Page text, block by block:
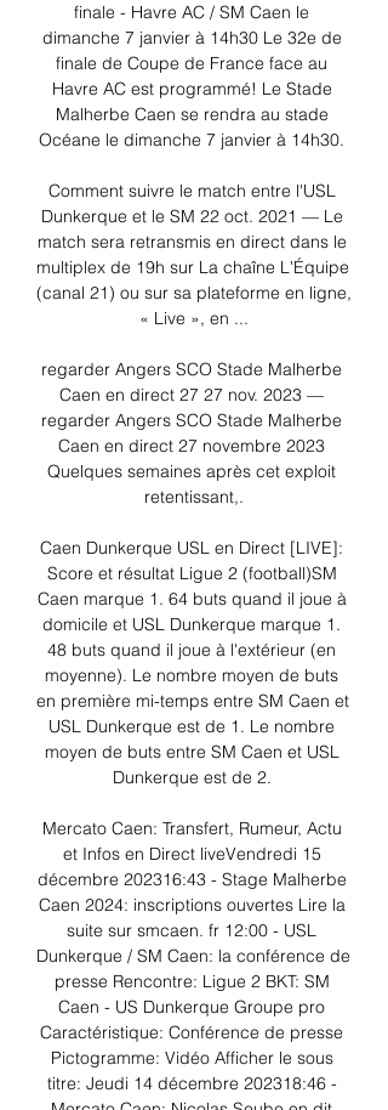
finale - Havre AC / SM Caen le
dimanche 7 janvier à 14h30 Le 32e de
finale de Coupe de France face au
Havre AC est programmé! Le Stade
Malherbe Caen se rendra au stade
Océane le dimanche 7 janvier à 14h30.
Comment suivre le match entre l'USL
Dunkerque et le SM 22 oct. 2021 — Le
match sera retransmis en direct dans le
multiplex de 19h sur La chaîne L'Équipe
(canal 21) ou sur sa plateforme en ligne,
« Live », en ...
regarder Angers SCO Stade Malherbe
Caen en direct 27 27 nov. 2023 —
regarder Angers SCO Stade Malherbe
Caen en direct 27 novembre 2023
Quelques semaines après cet exploit
retentissant,.
Caen Dunkerque USL en Direct [LIVE]:
Score et résultat Ligue 2 (football)SM
Caen marque 1. 64 buts quand il joue à
domicile et USL Dunkerque marque 1.
48 buts quand il joue à l'extérieur (en
moyenne). Le nombre moyen de buts
en première mi-temps entre SM Caen et
USL Dunkerque est de 1. Le nombre
moyen de buts entre SM Caen et USL
Dunkerque est de 2.
Mercato Caen: Transfert, Rumeur, Actu
et Infos en Direct liveVendredi 15
décembre 202316:43 - Stage Malherbe
Caen 2024: inscriptions ouvertes Lire la
suite sur smcaen. fr 12:00 - USL
Dunkerque / SM Caen: la conférence de
presse Rencontre: Ligue 2 BKT: SM
Caen - US Dunkerque Groupe pro
Caractéristique: Conférence de presse
Pictogramme: Vidéo Afficher le sous
titre: Jeudi 14 décembre 202318:46 -